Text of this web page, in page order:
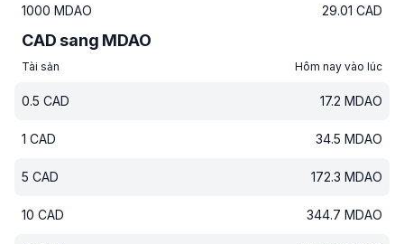
1000 MDAO 29.01 CAD
CAD sang MDAO
Tài sản Hôm nay vào lúc
0.5 CAD 17.2 MDAO
1 CAD 34.5 MDAO
5 CAD 172.3 MDAO
10 CAD 344.7 MDAO